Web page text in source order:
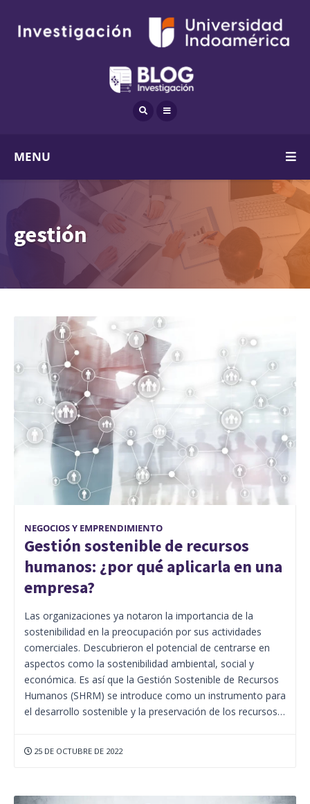
MENU
gestión
NEGOCIOS Y EMPRENDIMIENTO
Gestión sostenible de recursos
humanos: ¿por qué aplicarla en una
empresa?
Las organizaciones ya notaron la importancia de la
sostenibilidad en la preocupación por sus actividades
comerciales. Descubrieron el potencial de centrarse en
aspectos como la sostenibilidad ambiental, social y
económica. Es así que la Gestión Sostenible de Recursos
Humanos (SHRM) se introduce como un instrumento para
el desarrollo sostenible y la preservación de los recursos…
25 DE OCTUBRE DE 2022